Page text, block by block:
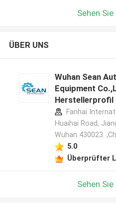
Sehen
ÜBER UNS
Wuhan Sean
Equipment
Herstellerprofil
Fanhai
Huaihai Road,
Wuhan 430023.
5.0
Überprüfter
Sehen